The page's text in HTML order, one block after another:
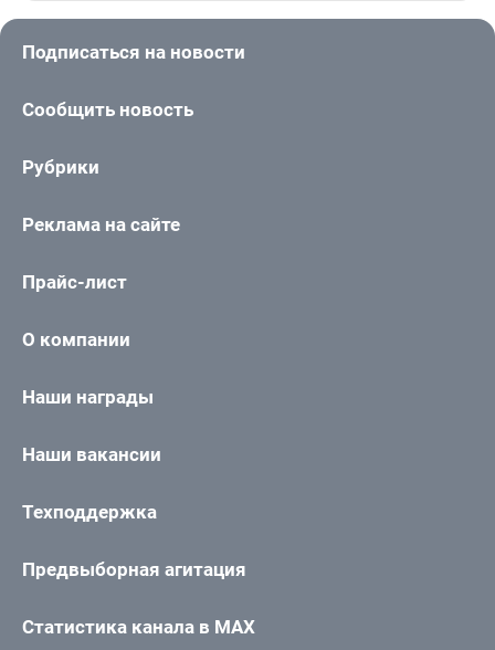
Подписаться на новости
Сообщить новость
Рубрики
Реклама на сайте
Прайс-лист
О компании
Наши награды
Наши вакансии
Техподдержка
Предвыборная агитация
Статистика канала в MAX